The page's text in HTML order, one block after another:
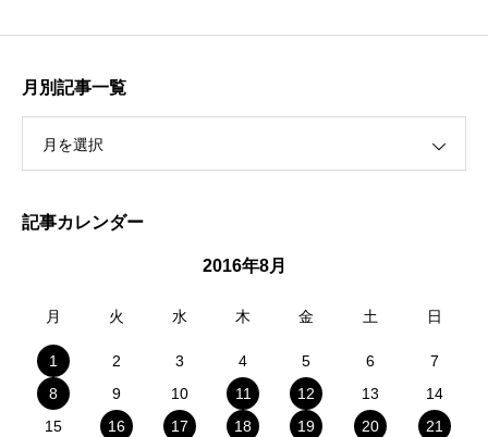
月別記事一覧
月を選択
記事カレンダー
2016年8月
月 火 水 木 金 土 日
1 2 3 4 5 6
7
8
9 10 11 12 13
14
15
16 17 18 19 20
21